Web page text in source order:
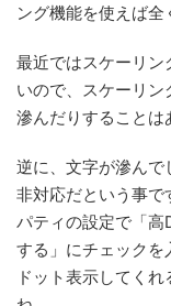
ング機能を使えば全
最近ではスケーリ
いので、スケーリン
滲んだりすることは
逆に、文字が滲ん
非対応だという事で
パティの設定で「高
する」にチェックを
ドット表示してく